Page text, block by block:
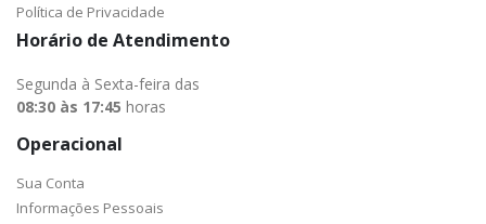
Política de Privacidade
Horário de Atendimento
Segunda à Sexta-feira das
08:30 às 17:45 horas
Operacional
Sua Conta
Informações Pessoais